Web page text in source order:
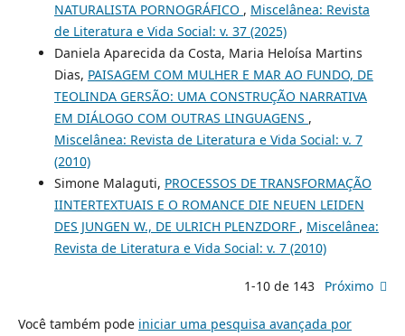
NATURALISTA PORNOGRÁFICO , Miscelânea: Revista
de Literatura e Vida Social: v. 37 (2025)
Daniela Aparecida da Costa, Maria Heloísa Martins
Dias, PAISAGEM COM MULHER E MAR AO FUNDO, DE
TEOLINDA GERSÃO: UMA CONSTRUÇÃO NARRATIVA
EM DIÁLOGO COM OUTRAS LINGUAGENS ,
Miscelânea: Revista de Literatura e Vida Social: v. 7
(2010)
Simone Malaguti, PROCESSOS DE TRANSFORMAÇÃO
IINTERTEXTUAIS E O ROMANCE DIE NEUEN LEIDEN
DES JUNGEN W., DE ULRICH PLENZDORF , Miscelânea:
Revista de Literatura e Vida Social: v. 7 (2010)
1-10 de 143 Próximo
Você também pode iniciar uma pesquisa avançada por